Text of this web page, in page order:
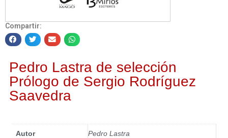
Compartir:
Pedro Lastra de selección
Prólogo de Sergio Rodríguez
Saavedra
Autor Pedro Lastra